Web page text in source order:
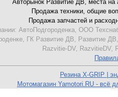
Авторынок Развитие ДВ, места на
Продажа техники, общие
Продажа запчастей и
АвтоПодгороденка, ООО
ГК Развитие ДВ,
Razvitie-DV, RazvitieDV,
Резина X-GRIP |
Мотомагазин Yamotori.RU - всё